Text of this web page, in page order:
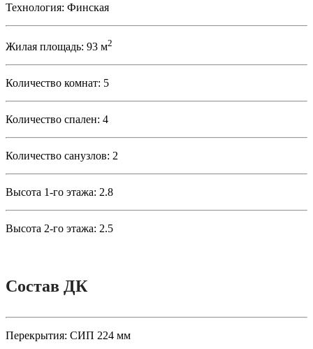
Технология: Финская
Жилая площадь: 93 м2
Количество комнат: 5
Количество спален: 4
Количество санузлов: 2
Высота 1-го этажа: 2.8
Высота 2-го этажа: 2.5
Состав ДК
Перекрытия: СИП 224 мм